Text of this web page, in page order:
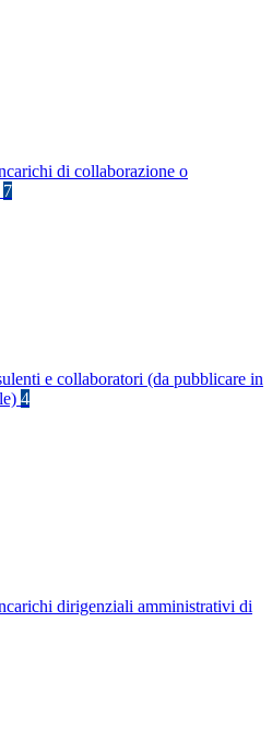
di collaborazione o
7
e collaboratori (da pubblicare in
4
dirigenziali amministrativi di